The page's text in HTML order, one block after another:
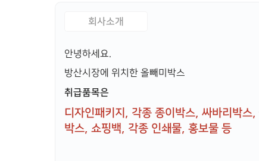
회사소개
안녕하세요.
방산시장에 위치한 올빼미박스
취급품목은
디자인패키지, 각종 종이박스, 싸바리박
박스, 쇼핑백, 각종 인쇄물, 홍보물 등